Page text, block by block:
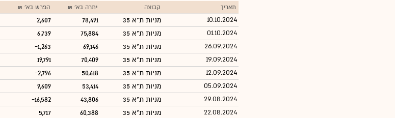
תאריך קבוצה יתרה בא' ₪ הפרש בא' ₪
10.10.2024 מניות ת"א 35 78,491
2,607
01.10.2024 מניות ת"א 35 75,884
6,739
26.09.2024 מניות ת"א 35 69,146
-1,263
19.09.2024 מניות ת"א 35 70,409
19,791
12.09.2024 מניות ת"א 35 50,618
-2,796
05.09.2024 מניות ת"א 35 53,414
9,609
29.08.2024 מניות ת"א 35 43,806
-16,582
22.08.2024 מניות ת"א 35 60,388
5,717